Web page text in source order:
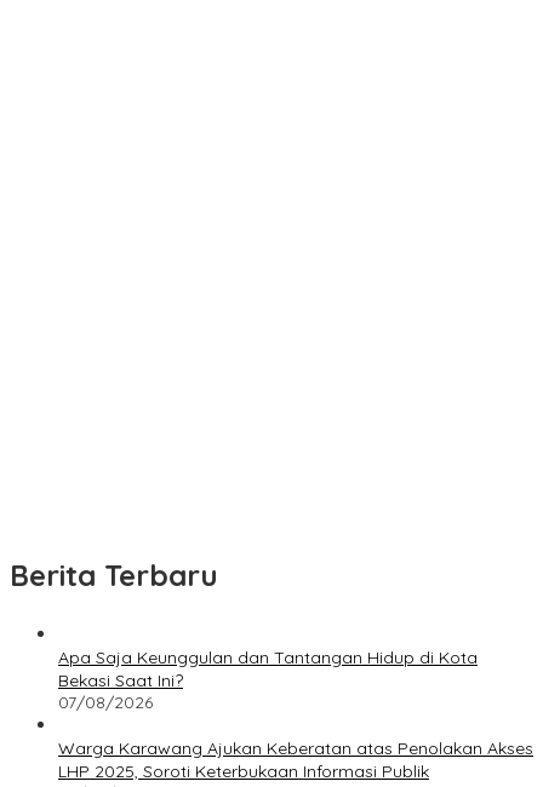
Berita Terbaru
Apa Saja Keunggulan dan Tantangan Hidup di Kota
Bekasi Saat Ini?
07/08/2026
Warga Karawang Ajukan Keberatan atas Penolakan Akses
LHP 2025, Soroti Keterbukaan Informasi Publik